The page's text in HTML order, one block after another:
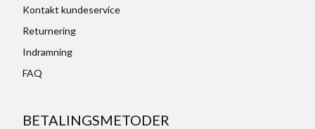
Kontakt kundeservice
Returnering
Indramning
FAQ
BETALINGSMETODER